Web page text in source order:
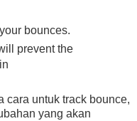
bounces.
prevent the
cara untuk track bounce,
yang akan